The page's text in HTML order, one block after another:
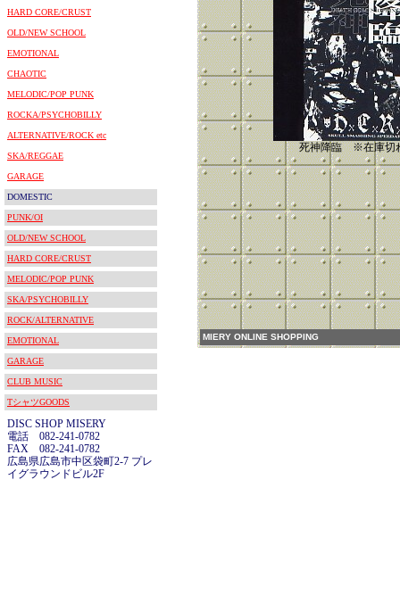
HARD CORE/CRUST
OLD/NEW SCHOOL
EMOTIONAL
CHAOTIC
MELODIC/POP PUNK
ROCKA/PSYCHOBILLY
ALTERNATIVE/ROCK etc
SKA/REGGAE
GARAGE
DOMESTIC
PUNK/OI
OLD/NEW SCHOOL
HARD CORE/CRUST
MELODIC/POP PUNK
SKA/PSYCHOBILLY
ROCK/ALTERNATIVE
EMOTIONAL
GARAGE
CLUB MUSIC
TシャツGOODS
DISC SHOP MISERY
電話 082-241-0782
FAX 082-241-0782
広島県広島市中区袋町2-7 プレ
イグラウンドビル2F
死神降臨 ※在庫切
MIERY ONLINE SHOPPING